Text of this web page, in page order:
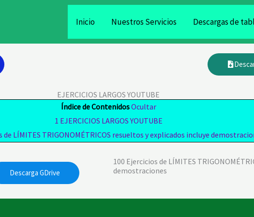
Inicio Nuestros Servicios Descargas de
EJERCICIOS LARGOS YOUTUBE
Índice de ContenidosOcultar
1 EJERCICIOS LARGOS YOUTUBE
de LÍMITES TRIGONOMÉTRICOS resueltos y explicados incluye
Descarga GDrive
100 Ejercicios de LÍMITES
demostraciones